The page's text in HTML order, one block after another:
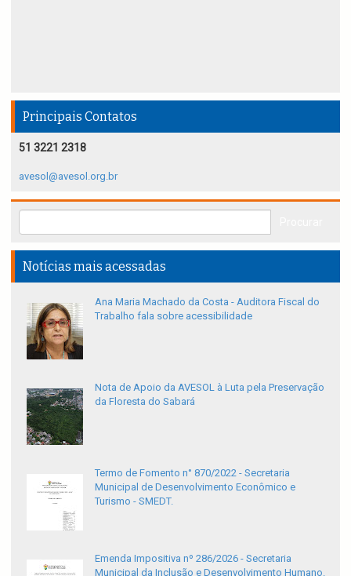
Principais Contatos
51 3221 2318
avesol@avesol.org.br
Notícias mais acessadas
Ana Maria Machado da Costa - Auditora Fiscal do
Trabalho fala sobre acessibilidade
Nota de Apoio da AVESOL à Luta pela Preservação
da Floresta do Sabará
Termo de Fomento n° 870/2022 - Secretaria
Municipal de Desenvolvimento Econômico e
Turismo - SMEDT.
Emenda Impositiva nº 286/2026 - Secretaria
Municipal da Inclusão e Desenvolvimento Humano.